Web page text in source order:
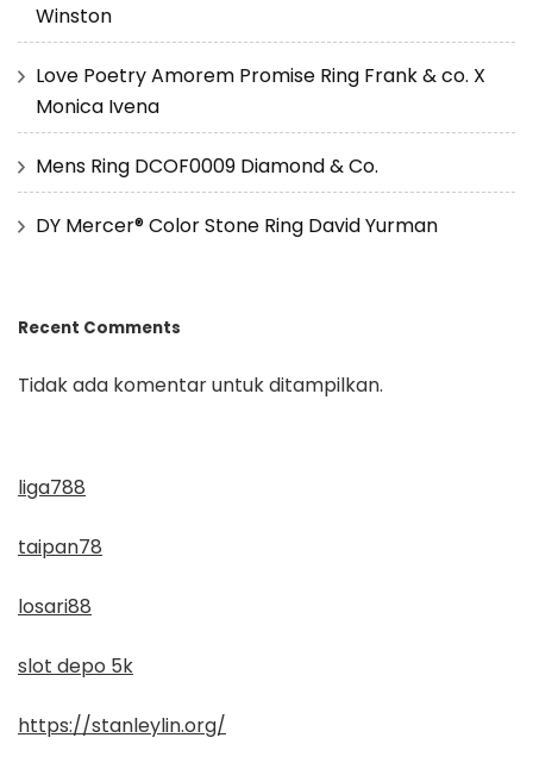
Winston
Love Poetry Amorem Promise Ring Frank & co. X
Monica Ivena
Mens Ring DCOF0009 Diamond & Co.
DY Mercer® Color Stone Ring David Yurman
Recent Comments
Tidak ada komentar untuk ditampilkan.
liga788
taipan78
losari88
slot depo 5k
https://stanleylin.org/